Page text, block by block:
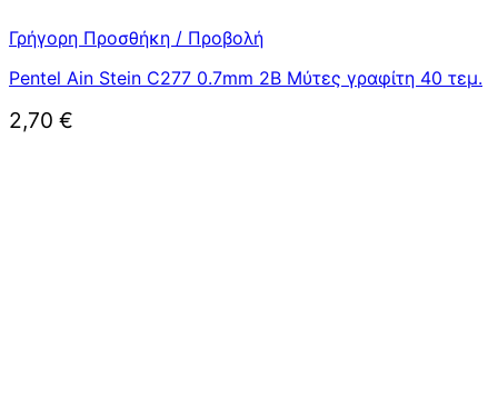
Γρήγορη Προσθήκη / Προβολή
Pentel Ain Stein C277 0.7mm 2B Μύτες γραφίτη 40 τεμ.
2,70 €